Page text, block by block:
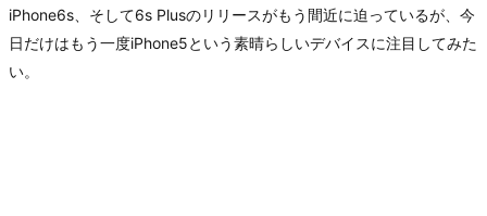
iPhone6s、そして6s Plusのリリースがもう間近に迫っているが、今
日だけはもう一度iPhone5という素晴らしいデバイスに注目してみた
い。